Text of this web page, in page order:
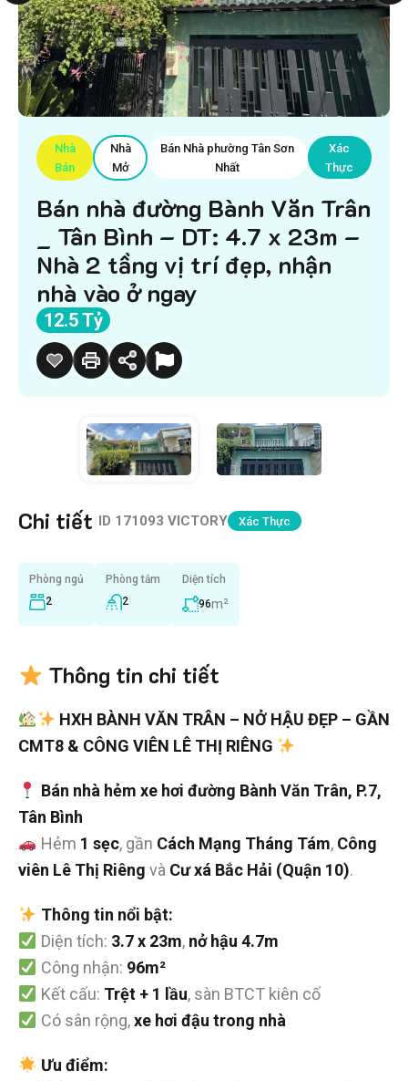
Nhà
Bán
Nhà
Mở
Bán Nhà phường Tân Sơn
Nhất
Xác
Thực
Bán nhà đường Bành Văn Trân
_ Tân Bình – DT: 4.7 x 23m –
Nhà 2 tầng vị trí đẹp, nhận
nhà vào ở ngay
12.5 Tỷ
Chi tiết ID 171093 VICTORY Xác Thực
Phòng ngủ
2
Phòng tắm
2
Diện tích
96m²
Thông tin chi tiết
HXH BÀNH VĂN TRÂN – NỞ HẬU ĐẸP – GẦN
CMT8 & CÔNG VIÊN LÊ THỊ RIÊNG
Bán nhà hẻm xe hơi đường Bành Văn Trân, P.7,
Tân Bình
Hẻm 1 sẹc, gần Cách Mạng Tháng Tám, Công
viên Lê Thị Riêng và Cư xá Bắc Hải (Quận 10).
Thông tin nổi bật:
Diện tích: 3.7 x 23m, nở hậu 4.7m
Công nhận: 96m²
Kết cấu: Trệt + 1 lầu, sàn BTCT kiên cố
Có sân rộng,xe hơi đậu trong nhà
Ưu điểm: